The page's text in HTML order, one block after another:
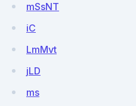
mSsNT
iC
LmMvt
jLD
ms